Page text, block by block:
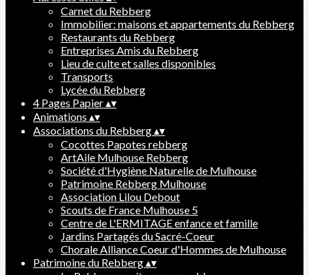
Carnet du Rebberg
Immobilier: maisons et appartements du Rebberg
Restaurants du Rebberg
Entreprises Amis du Rebberg
Lieu de culte et salles disponibles
Transports
Lycée du Rebberg
4 Pages Papier▴▾
Animations ▴▾
Associations du Rebberg▴▾
Cocottes Papotes rebberg
ArtAile Mulhouse Rebberg
Société d'Hygiène Naturelle de Mulhouse
Patrimoine Rebberg Mulhouse
Association Lilou Debout
Scouts de France Mulhouse 5
Centre de L'ERMITAGE enfance et famille
Jardins Partagés du Sacré-Coeur
Chorale Alliance Coeur d'Hommes de Mulhouse
Patrimoine du Rebberg▴▾